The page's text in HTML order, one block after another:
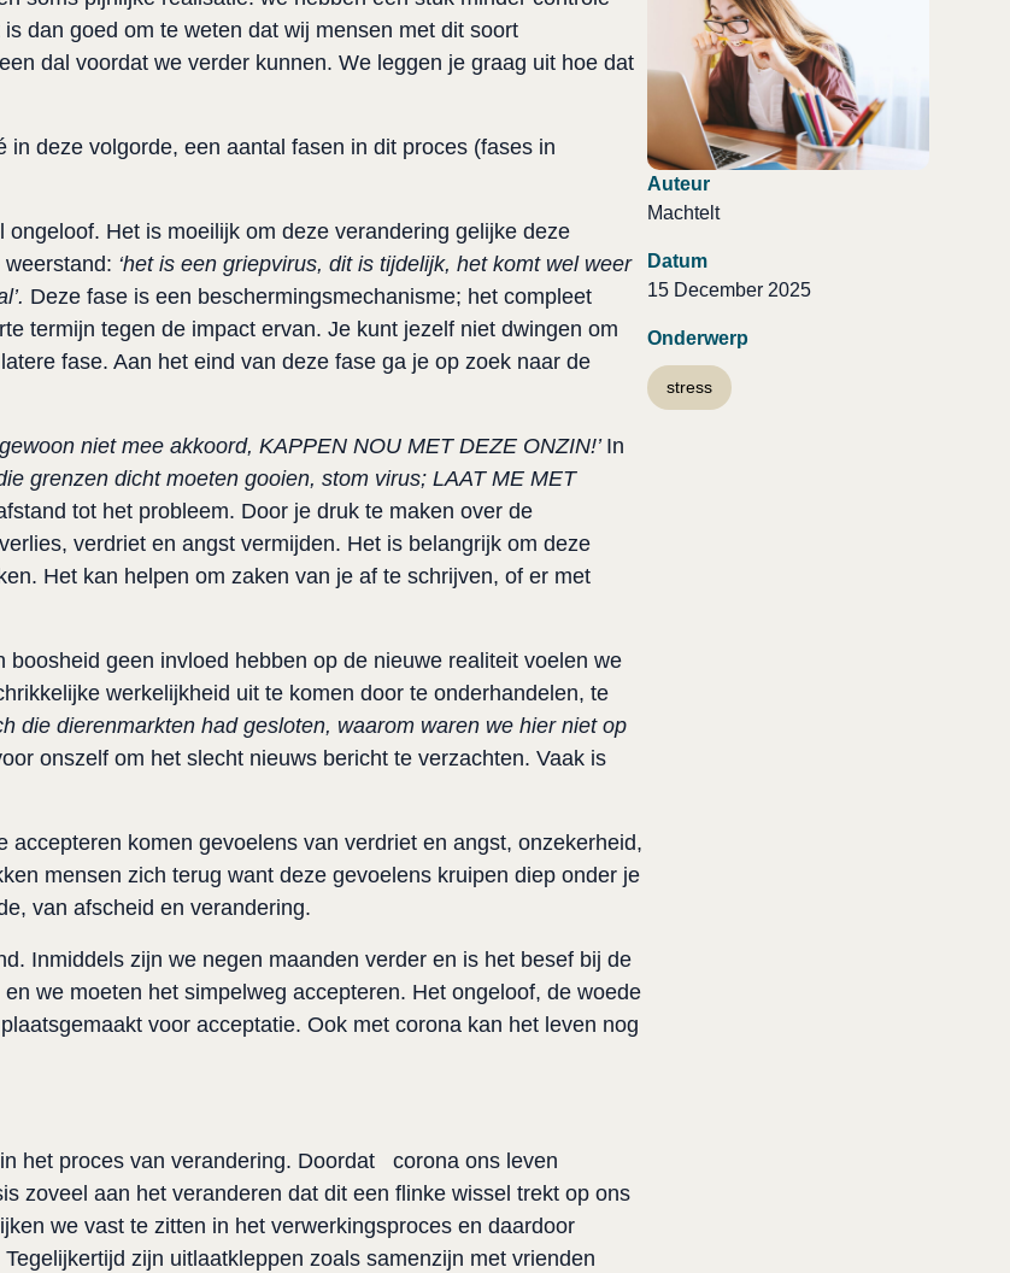
dan goed om te weten dat wij mensen met dit soort
dal voordat we verder kunnen. We leggen je graag uit hoe dat
deze volgorde, een aantal fasen in dit proces (fases in
Het is moeilijk om deze verandering gelijke deze
‘het is een griepvirus, dit is tijdelijk, het komt wel weer
Deze fase is een beschermingsmechanisme; het compleet
termijn tegen de impact ervan. Je kunt jezelf niet dwingen om
fase. Aan het eind van deze fase ga je op zoek naar de
niet mee akkoord, KAPPEN NOU MET DEZE ONZIN!’In
grenzen dicht moeten gooien, stom virus; LAAT ME MET
tot het probleem. Door je druk te maken over de
verdriet en angst vermijden. Het is belangrijk om deze
Het kan helpen om zaken van je af te schrijven, of er met
boosheid geen invloed hebben op de nieuwe realiteit voelen we
werkelijkheid uit te komen door te onderhandelen, te
die dierenmarkten had gesloten, waarom waren we hier niet op
onszelf om het slecht nieuws bericht te verzachten. Vaak is
accepteren komen gevoelens van verdriet en angst, onzekerheid,
mensen zich terug want deze gevoelens kruipen diep onder je
van afscheid en verandering.
Inmiddels zijn we negen maanden verder en is het besef bij de
we moeten het simpelweg accepteren. Het ongeloof, de woede
voor acceptatie. Ook met corona kan het leven nog
het proces van verandering. Doordat corona ons leven
zoveel aan het veranderen dat dit een flinke wissel trekt op ons
we vast te zitten in het verwerkingsproces en daardoor
zijn uitlaatkleppen zoals samenzijn met vrienden
Auteur
Machtelt
Datum
15 December 2025
Onderwerp
stress